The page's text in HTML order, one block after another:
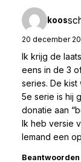
koos
20 december
Ik krijg de
eens in de 3
series. De
5e serie is hij
donatie aan
Ik heb versie
Iemand een
Beantwoorden